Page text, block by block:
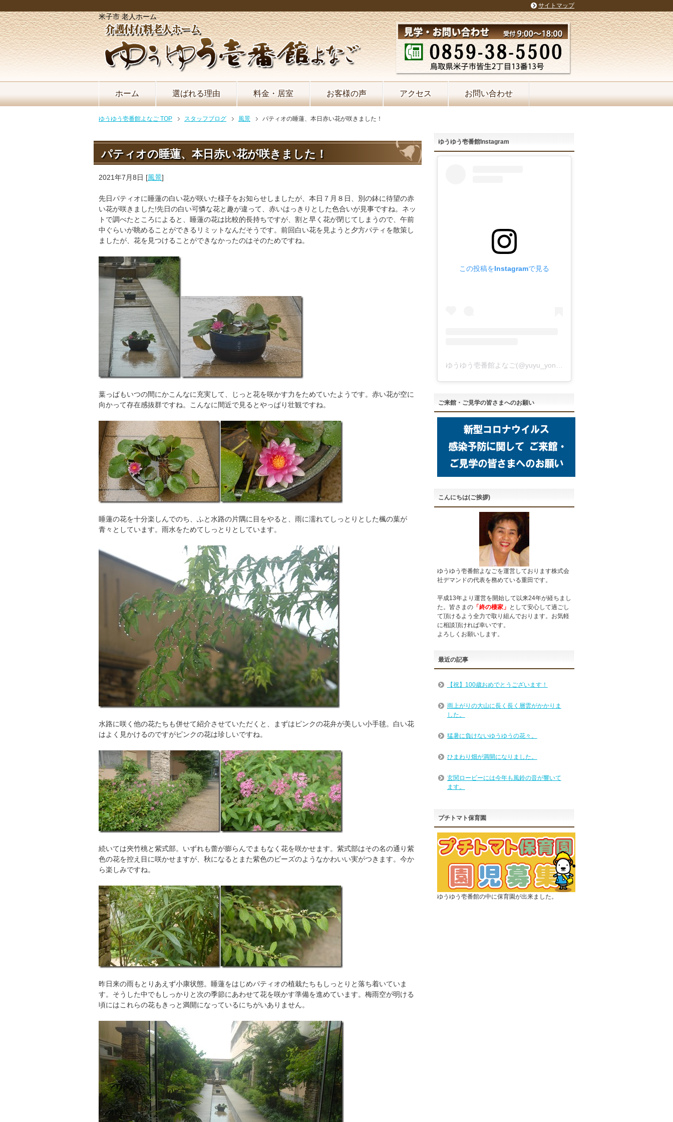
米子市 老人ホーム
ホーム 選ばれる理由 料金・居室 お客様の声 アクセス お問い合わせ
ゆうゆう壱番館よなご TOP スタッフブログ 風景 パティオの睡蓮、本日赤い花が咲きました！
パティオの睡蓮、本日赤い花が咲きました！
2021年7月8日 [風景]
先日パティオに睡蓮の白い花が咲いた様子をお知らせしましたが、本日７月８日、別の鉢に待望の赤
い花が咲きました!先日の白い可憐な花と趣が違って、赤いはっきりとした色合いが見事ですね。ネッ
トで調べたところによると、睡蓮の花は比較的長持ちですが、割と早く花が閉じてしまうので、午前
中ぐらいが眺めることができるリミットなんだそうです。前回白い花を見ようと夕方パティを散策し
ましたが、花を見つけることができなかったのはそのためですね。
葉っぱもいつの間にかこんなに充実して、じっと花を咲かす力をためていたようです。赤い花が空に
向かって存在感抜群ですね。こんなに間近で見るとやっぱり壮観ですね。
睡蓮の花を十分楽しんでのち、ふと水路の片隅に目をやると、雨に濡れてしっとりとした楓の葉が
青々としています。雨水をためてしっとりとしています。
水路に咲く他の花たちも併せて紹介させていただくと、まずはピンクの花弁が美しい小手毬。白い花
はよく見かけるのですがピンクの花は珍しいですね。
続いては夾竹桃と紫式部。いずれも蕾が膨らんでまもなく花を咲かせます。紫式部はその名の通り紫
色の花を控え目に咲かせますが、秋になるとまた紫色のビーズのようなかわいい実がつきます。今か
ら楽しみですね。
昨日来の雨もとりあえず小康状態。睡蓮をはじめパティオの植栽たちもしっとりと落ち着いていま
す。そうした中でもしっかりと次の季節にあわせて花を咲かす準備を進めています。梅雨空が明ける
頃にはこれらの花もきっと満開になっているにちがいありません。
ゆうゆう壱番館Instagram
この投稿をInstagramで見る
ゆうゆう壱番館よなご(@yuyu_yonago)がシェアした投稿
ご来館・ご見学の皆さまへのお願い
こんにちは(ご挨拶)
ゆうゆう壱番館よなごを運営しております株式会
社デマンドの代表を務めている重田です。
平成13年より運営を開始して以来24年が経ちまし
た。皆さまの「終の棲家」 として安心して過ごし
て頂けるよう全力で取り組んでおります。お気軽
に相談頂ければ幸いです。
よろしくお願いします。
最近の記事
【祝】100歳おめでとうございます！
雨上がりの大山に長く長く層雲がかかりま
した。
猛暑に負けないゆうゆうの花々。
ひまわり畑が満開になりました。
玄関ロービーには今年も風鈴の音が響いて
ます。
プチトマト保育園
ゆうゆう壱番館の中に保育園が出来ました。
サイトマップ